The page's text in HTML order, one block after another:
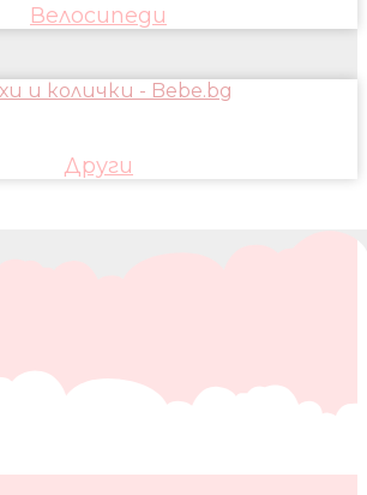
Велосипеди
Други